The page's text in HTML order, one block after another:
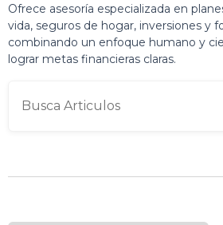
Ofrece asesoría especializada en
vida, seguros de hogar, inversiones y
combinando un enfoque humano y
lograr metas financieras claras.